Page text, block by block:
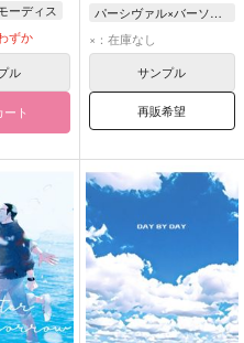
ーディス
ずか
ル
ート
パーシヴァル×バーソロミュー
パーシヴァル
×：在庫なし
サンプル
再販希望